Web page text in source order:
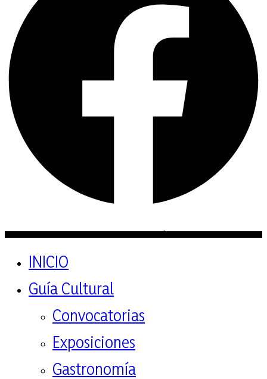
INICIO
Guía Cultural
Convocatorias
Exposiciones
Gastronomía